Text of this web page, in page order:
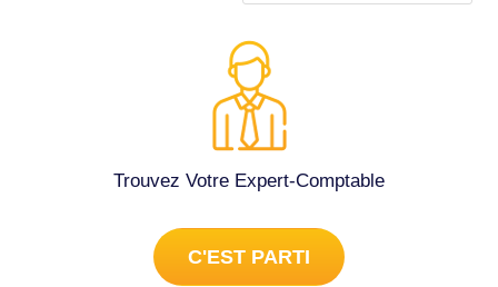
Trouvez Votre Expert-Comptable
C'EST PARTI